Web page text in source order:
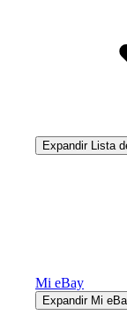
Expandir Lista
Mi eBay
Expandir Mi